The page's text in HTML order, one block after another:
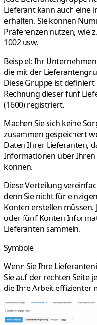
Lieferant kann auch eine
erhalten. Sie können
Präferenzen nutzen, wie
1002 usw.
Beispiel:Ihr
die mit der
Diese Gruppe ist definiert
Rechnung dieser fünf
(1600) registriert.
Machen Sie sich keine
zusammen gespeichert
Daten Ihrer Lieferanten,
Informationen über Ihren
können.
Diese Verteilung
denn Sie nicht für
Konten erstellen müssen.
oder fünf Konten
Lieferanten sammeln.
Symbole
Wenn Sie Ihre
Sie auf der rechten Seite
die Ihre Arbeit effizienter